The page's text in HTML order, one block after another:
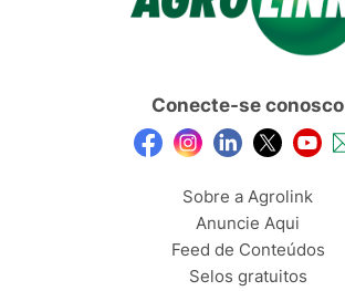
Conecte-se conosco
Sobre a Agrolink
Anuncie Aqui
Feed de Conteúdos
Selos gratuitos